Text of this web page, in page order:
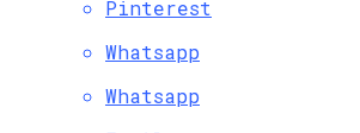
Pinterest
Whatsapp
Whatsapp